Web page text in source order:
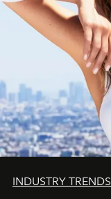
INDUSTRY TRENDS